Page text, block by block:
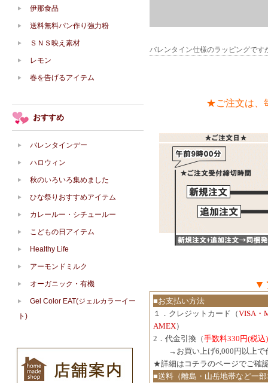
バレンタイン仕様のラッピングで
★ご注文は、
▼
■お支払い方法
１．クレジットカード（VISA・
AMEX）
2．代金引換（手数料330円(税込)
→お買い上げ6,000円以上で
★詳細は コチラのページでご確
■送料（離島・山岳地帯など一
伊那食品
送料無料パン作り強力粉
ＳＮＳ映え素材
レモン
春を告げるアイテム
おすすめ
バレンタインデー
ハロウィン
秋のいろいろ集めました
ひな祭りおすすめアイテム
カレールー・シチュールー
こどもの日アイテム
Healthy Life
アーモンドミルク
オーガニック・有機
Gel Color EAT(ジェルカラーイー
ト)